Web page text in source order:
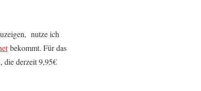
nutze ich
bekommt. Für das
die derzeit 9,95€